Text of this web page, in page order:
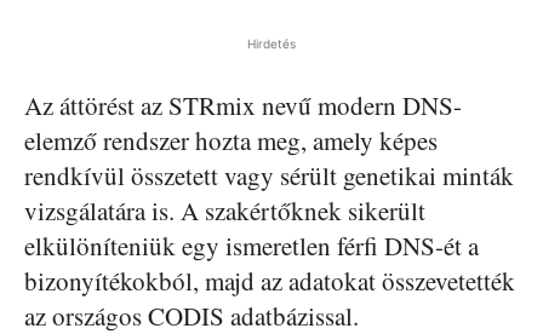
Hirdetés
Az áttörést az STRmix nevű modern DNS-
elemző rendszer hozta meg, amely képes
rendkívül összetett vagy sérült genetikai minták
vizsgálatára is. A szakértőknek sikerült
elkülöníteniük egy ismeretlen férfi DNS-ét a
bizonyítékokból, majd az adatokat összevetették
az országos CODIS adatbázissal.